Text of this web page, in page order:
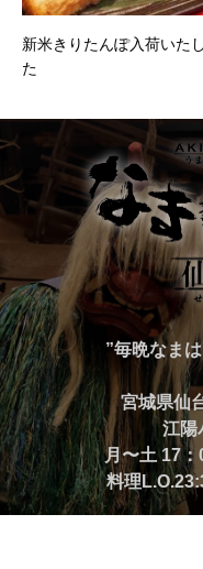
新米きりたんぽ入荷いた
た
”毎晩なま
宮城県仙
江陽
月〜土 17
料理